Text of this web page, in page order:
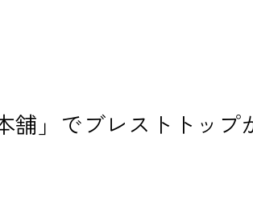
舗」でブレストトップ